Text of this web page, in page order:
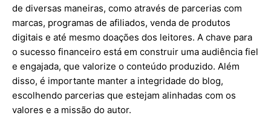
de diversas maneiras, como através de parcerias com
marcas, programas de afiliados, venda de produtos
digitais e até mesmo doações dos leitores. A chave para
o sucesso financeiro está em construir uma audiência fiel
e engajada, que valorize o conteúdo produzido. Além
disso, é importante manter a integridade do blog,
escolhendo parcerias que estejam alinhadas com os
valores e a missão do autor.